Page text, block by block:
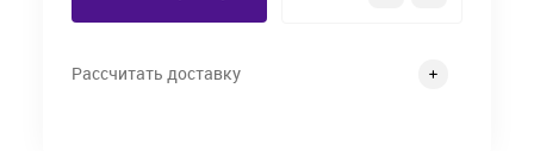
Рассчитать доставку